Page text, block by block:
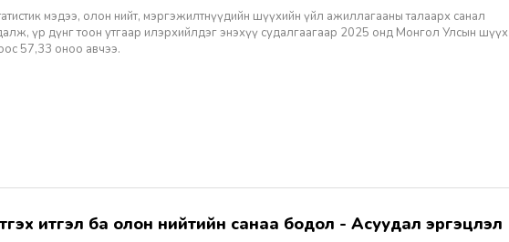
мэдээ, олон нийт, мэргэжилтнүүдийн шүүхийн үйл ажиллагааны талаарх санал
үр дүнг тоон утгаар илэрхийлдэг энэхүү судалгаагаар 2025 онд Монгол Улсын шүүх
57,33 оноо авчээ.
итгэх итгэл ба олон нийтийн санаа бодол - Асуудал эргэцүүлэл